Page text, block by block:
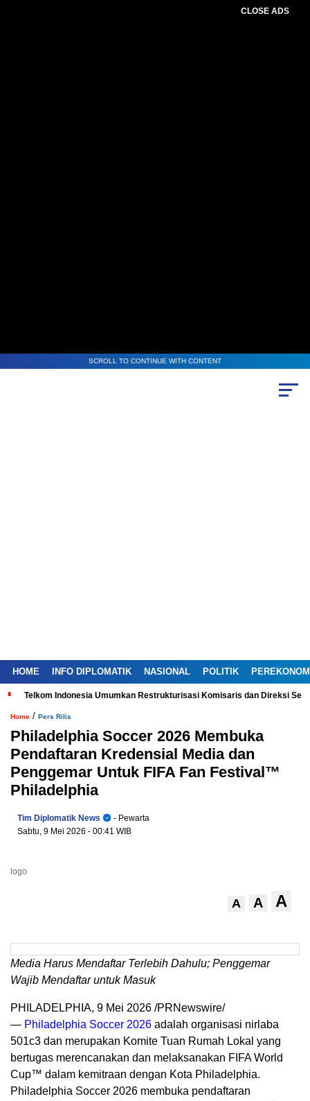
CLOSE ADS
SCROLL TO CONTINUE WITH CONTENT
HOME INFO DIPLOMATIK NASIONAL POLITIK
Telkom Indonesia Umumkan Restrukturisasi Komisaris dan Direksi
Home / Pers Rilis
Philadelphia Soccer 2026 Membuka
Pendaftaran Kredensial Media dan
Penggemar Untuk FIFA Fan Festival™
Philadelphia
Tim Diplomatik News
- Pewarta
Sabtu, 9 Mei 2026 - 00:41 WIB
logo
A A A
Media Harus Mendaftar Terlebih Dahulu; Penggemar
Wajib Mendaftar untuk Masuk
PHILADELPHIA, 9 Mei 2026 /PRNewswire/
— Philadelphia Soccer 2026 adalah organisasi nirlaba
501c3 dan merupakan Komite Tuan Rumah Lokal yang
bertugas merencanakan dan melaksanakan FIFA World
Cup™ dalam kemitraan dengan Kota Philadelphia.
Philadelphia Soccer 2026 membuka pendaftaran